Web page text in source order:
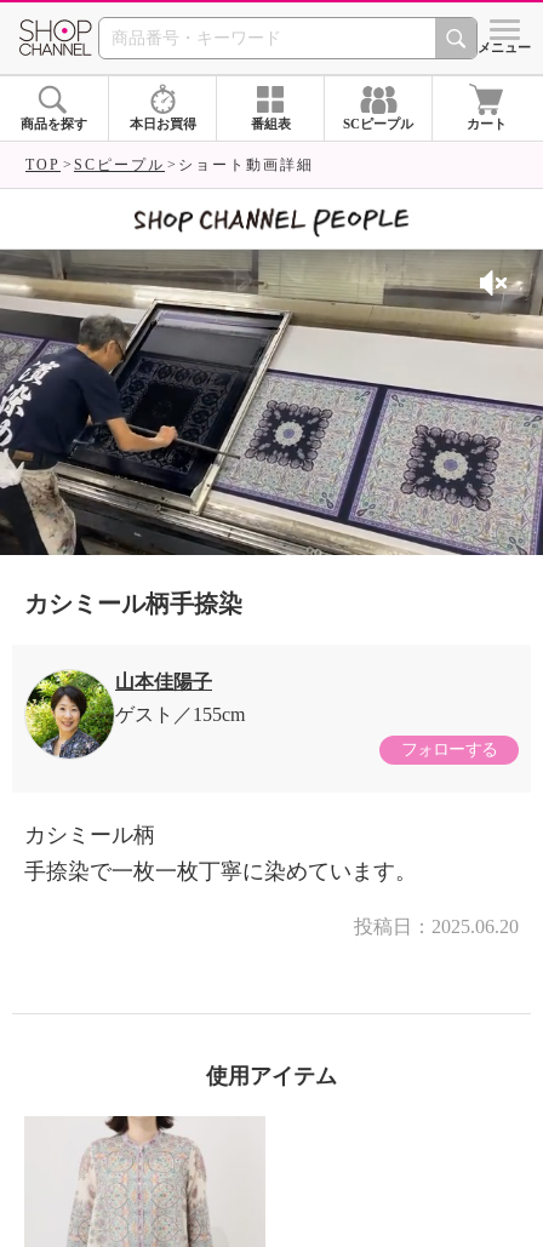
SHOP CHANNEL シメニュー
商品を探す 本日お買得 番組表 SCピープル カート
TOP SCピープル ショート動画詳細
カシミール柄手捺染
山本佳陽子
ゲスト
155cm
フォローする
カシミール柄
手捺染で一枚一枚丁寧に染めています。
投稿日： 2025.06.20
使用アイテム